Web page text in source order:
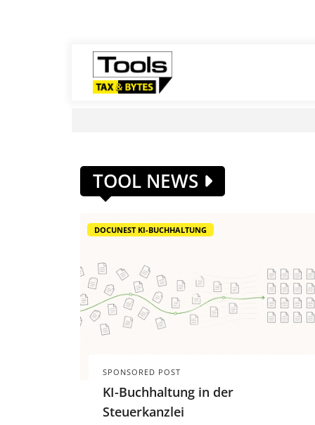
TOOL NEWS
DOCUNEST KI-BUCHHALTUNG
SPONSORED POST
KI-Buchhaltung in der
Steuerkanzlei